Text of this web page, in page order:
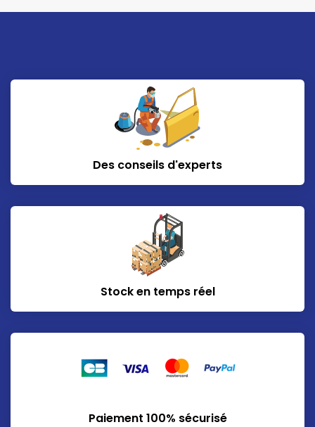
Des conseils d'experts
Stock en temps réel
Paiement 100% sécurisé